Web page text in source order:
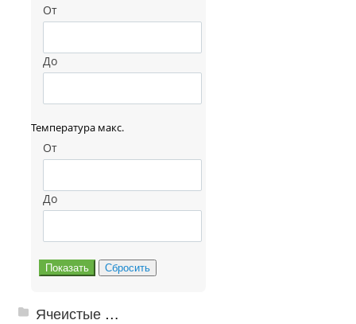
От
До
Температура макс.
От
До
Ячеистые грязезащитные покрытия